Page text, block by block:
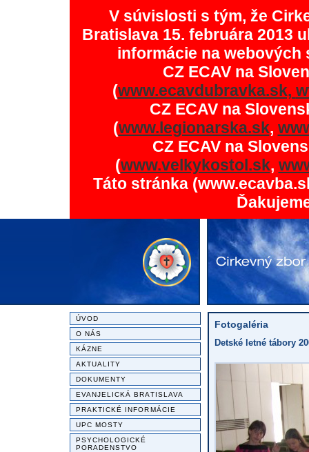
V súvislosti s tým, že
Bratislava 15. februára 2013
informácie na
CZ ECAV na
(www.ecavdubravka.sk,
CZ ECAV na
(www.legionarska.sk,
CZ ECAV na
(www.velkykostol.sk,
Táto stránka
ÚVOD
O NÁS
KÁZNE
AKTUALITY
DOKUMENTY
EVANJELICKÁ BRATISLAVA
PRAKTICKÉ INFORMÁCIE
UPC MOSTY
PSYCHOLOGICKÉ
PORADENSTVO
Fotogaléria
Detské letné tábory